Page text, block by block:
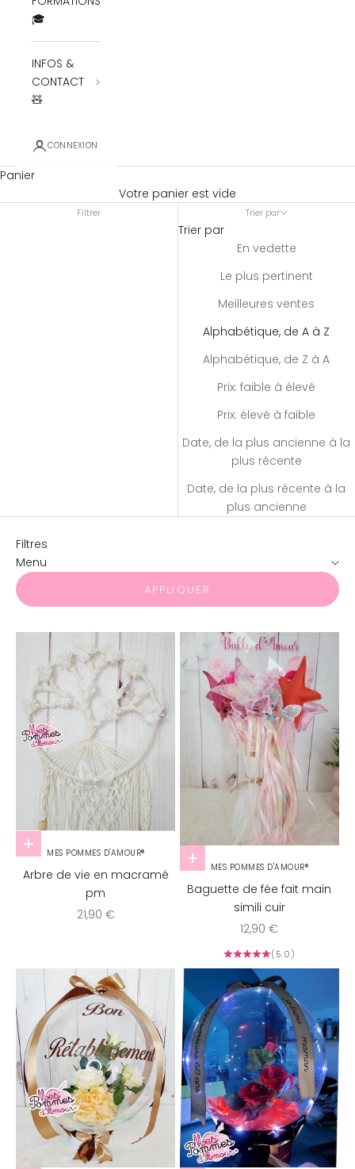
🎓
INFOS &
CONTACT
🧸
CONNEXION
Panier
Votre panier est vide
Filtrer Trier par
Trier par
En vedette
Le plus pertinent
Meilleures ventes
Alphabétique, de A à Z
Alphabétique, de Z à A
Prix: faible à élevé
Prix: élevé à faible
Date, de la plus ancienne à la
plus récente
Date, de la plus récente à la
plus ancienne
Filtres
Menu
APPLIQUER
Ajouter au panier
MES POMMES D'AMOUR®
Arbre de vie en macramé
pm
Prix de vente
21,90 €
Choisir les options
MES POMMES D'AMOUR®
Baguette de fée fait main
simili cuir
Prix de vente
12,90 €
(5.0)